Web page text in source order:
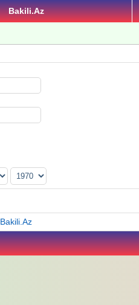
Bakili.Az
Bakili.Az